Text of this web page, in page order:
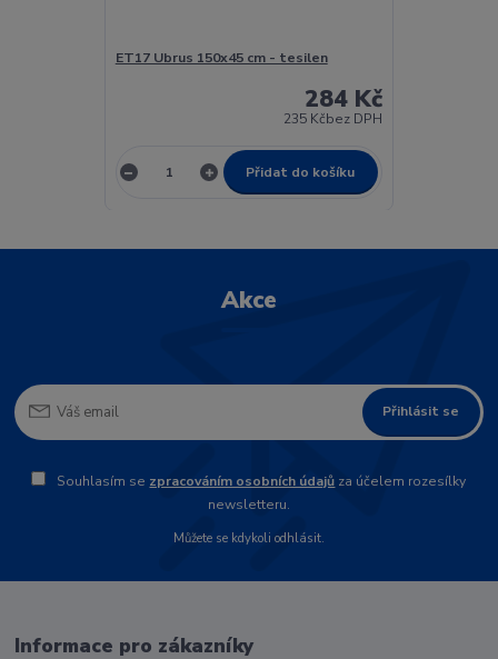
ET17 Ubrus 150x45 cm - tesilen
284 Kč
235 Kčbez DPH
Přidat do košíku
Akce
Přihlásit se
Souhlasím se zpracováním osobních údajů za účelem rozesílky
newsletteru.
Můžete se kdykoli odhlásit.
Informace pro zákazníky